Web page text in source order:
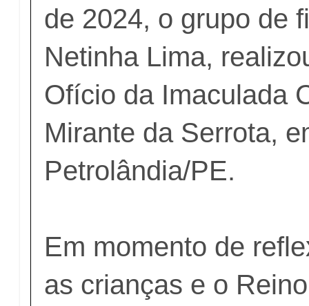
de 2024, o grupo de
Netinha Lima,
Ofício da Imaculada
Mirante da Serrota,
Petrolândia/PE.
Em momento de
as crianças e o